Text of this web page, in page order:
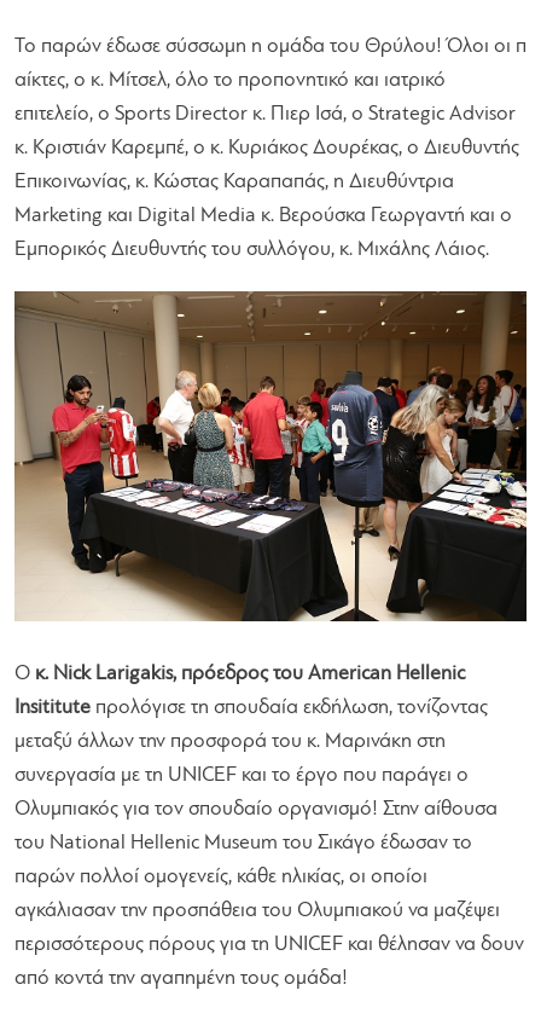
Το παρών έδωσε σύσσωμη η ομάδα του Θρύλου! ​Όλοι οι π​
αίκτες, ο κ. Μίτσελ, ​όλο το​ προπονητικό και ιατρικό
επιτελείο, ο Sports Director κ. Πιερ Ισά, ο Strategic Advisor
κ. Κριστιάν Καρεμπέ, ​ο κ. Κυριάκος Δουρέκας,​ ο Διευθυντής
Επικοινωνίας, κ. Κώστας Καραπαπάς, ​η Διευθύντρια
Marketing και Digital Media κ. Βερούσκα Γεωργαντή και ​ο
Εμπορικός Διευθυντής του συλλόγου, κ. Μιχάλης Λάιος​. ​
Ο κ. Nick Larigakis, πρόεδρος του ​American Hellenic
Insititute​ προλόγισε τη σπουδαία εκδήλωση, τονίζοντας
μεταξύ άλλων την προσφορά του κ. Μαρινάκη στη
συνεργασία με τη UNICEF και το έργο που παράγει ο
Ολυμπιακός για τον σπουδαίο οργανισμό! Στην αίθουσα
του ​National Hellenic Museum ​του Σικάγο έδωσαν το
παρών πολλοί ομογενείς, κάθε ηλικίας, οι οποίοι
αγκάλιασαν την προσπάθεια του Ολυμπιακού να μαζέψει
περισσότερους πόρους για τη UNICEF και θέλησαν να δουν
από κοντά την αγαπημένη τους ομάδα!